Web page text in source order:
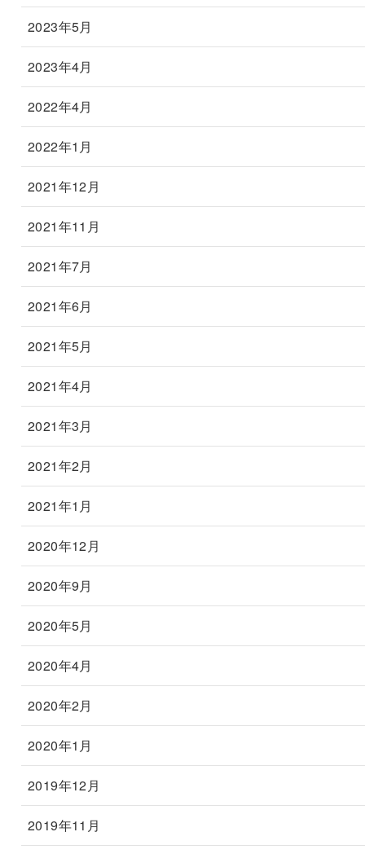
2023年5月
2023年4月
2022年4月
2022年1月
2021年12月
2021年11月
2021年7月
2021年6月
2021年5月
2021年4月
2021年3月
2021年2月
2021年1月
2020年12月
2020年9月
2020年5月
2020年4月
2020年2月
2020年1月
2019年12月
2019年11月